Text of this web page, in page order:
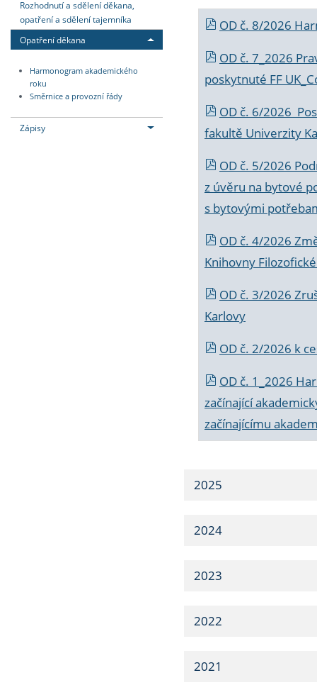
Rozhodnutí a sdělení děkana,
opatření a sdělení tajemníka
Opatření děkana
Harmonogram akademického
roku
Směrnice a provozní řády
Zápisy
OD č. 8/2026
OD č. 7_2026
poskytnuté FF
OD č. 6/2026
fakultě Univerzity
OD č. 5/2026
z úvěru na bytové
s bytovými
OD č. 4/2026
Knihovny
OD č. 3/2026
Karlovy
OD č. 2/2026 k
OD č. 1_2026
začínající
začínajícímu
2025
2024
2023
2022
2021